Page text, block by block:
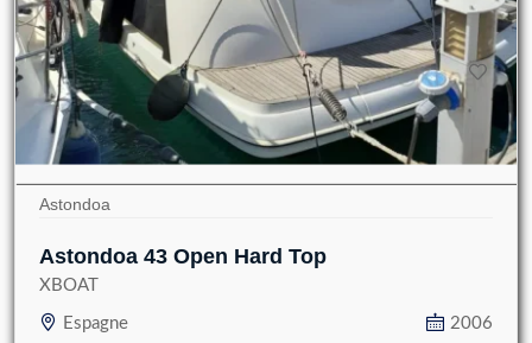
Astondoa
Astondoa 43 Open Hard Top
XBOAT
Espagne 2006